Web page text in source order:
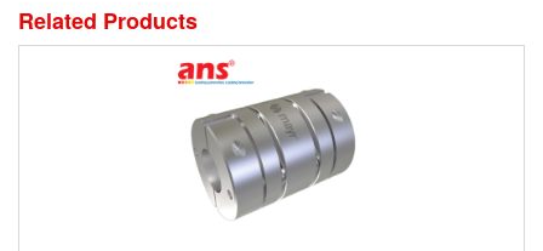
ERICHSEN
EUCHNER GmbH + Co. KG VietNam
Related Products